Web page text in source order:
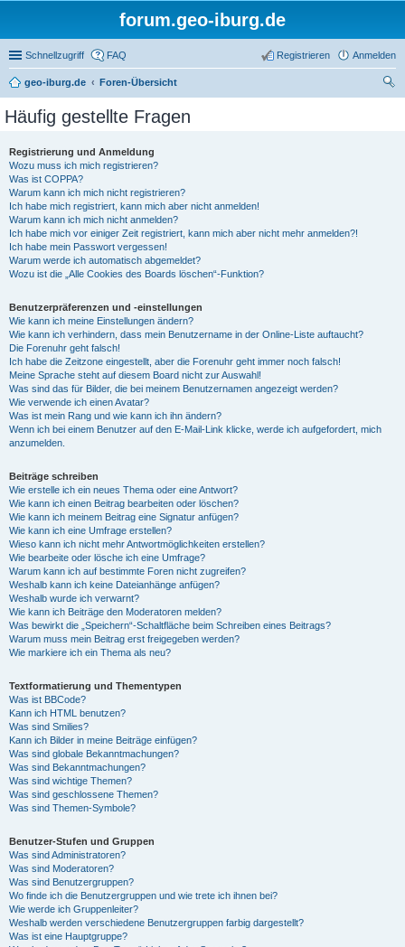
forum.geo-iburg.de
Schnellzugriff FAQ Anmelden
Registrieren
geo-iburg.de
Foren-Übersicht
Häufig gestellte Fragen
Registrierung und Anmeldung
Wozu muss ich mich registrieren?
Was ist COPPA?
Warum kann ich mich nicht registrieren?
Ich habe mich registriert, kann mich aber nicht anmelden!
Warum kann ich mich nicht anmelden?
Ich habe mich vor einiger Zeit registriert, kann mich aber nicht mehr anmelden?!
Ich habe mein Passwort vergessen!
Warum werde ich automatisch abgemeldet?
Wozu ist die „Alle Cookies des Boards löschen“-Funktion?
Benutzerpräferenzen und -einstellungen
Wie kann ich meine Einstellungen ändern?
Wie kann ich verhindern, dass mein Benutzername in der Online-Liste auftaucht?
Die Forenuhr geht falsch!
Ich habe die Zeitzone eingestellt, aber die Forenuhr geht immer noch falsch!
Meine Sprache steht auf diesem Board nicht zur Auswahl!
Was sind das für Bilder, die bei meinem Benutzernamen angezeigt werden?
Wie verwende ich einen Avatar?
Was ist mein Rang und wie kann ich ihn ändern?
Wenn ich bei einem Benutzer auf den E-Mail-Link klicke, werde ich aufgefordert, mich
anzumelden.
Beiträge schreiben
Wie erstelle ich ein neues Thema oder eine Antwort?
Wie kann ich einen Beitrag bearbeiten oder löschen?
Wie kann ich meinem Beitrag eine Signatur anfügen?
Wie kann ich eine Umfrage erstellen?
Wieso kann ich nicht mehr Antwortmöglichkeiten erstellen?
Wie bearbeite oder lösche ich eine Umfrage?
Warum kann ich auf bestimmte Foren nicht zugreifen?
Weshalb kann ich keine Dateianhänge anfügen?
Weshalb wurde ich verwarnt?
Wie kann ich Beiträge den Moderatoren melden?
Was bewirkt die „Speichern“-Schaltfläche beim Schreiben eines Beitrags?
Warum muss mein Beitrag erst freigegeben werden?
Wie markiere ich ein Thema als neu?
Textformatierung und Thementypen
Was ist BBCode?
Kann ich HTML benutzen?
Was sind Smilies?
Kann ich Bilder in meine Beiträge einfügen?
Was sind globale Bekanntmachungen?
Was sind Bekanntmachungen?
Was sind wichtige Themen?
Was sind geschlossene Themen?
Was sind Themen-Symbole?
Benutzer-Stufen und Gruppen
Was sind Administratoren?
Was sind Moderatoren?
Was sind Benutzergruppen?
Wo finde ich die Benutzergruppen und wie trete ich ihnen bei?
Wie werde ich Gruppenleiter?
Weshalb werden verschiedene Benutzergruppen farbig dargestellt?
Was ist eine Hauptgruppe?